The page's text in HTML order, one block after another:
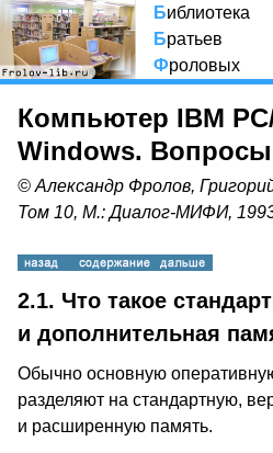
Библиотека
Братьев
Фроловых
Компьютер IBM
Windows.
© Александр Фролов,
Том 10, М.: Диалог-МИФИ,
2.1. Что такое
и дополнительная
Обычно основную
разделяют на стандартную,
и расширенную память.